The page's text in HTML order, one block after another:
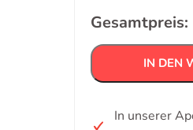
Gesamtpreis:
IN DEN
In unserer